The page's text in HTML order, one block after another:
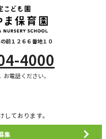
前１２６６番地１０
4000
電話ください。
しております。
集